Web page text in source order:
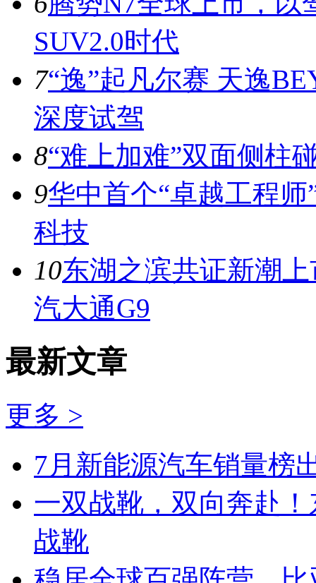
SUV2.0时代
7“逸”起凡尔赛 天逸
深度试驾
8“难上加难”双面侧柱
9华中首个“卓越工程
科技
10东湖之滨共证新潮
汽大通G9
最新文章
更多 >
7月新能源汽车销量榜
一双战靴，双向奔赴
战靴